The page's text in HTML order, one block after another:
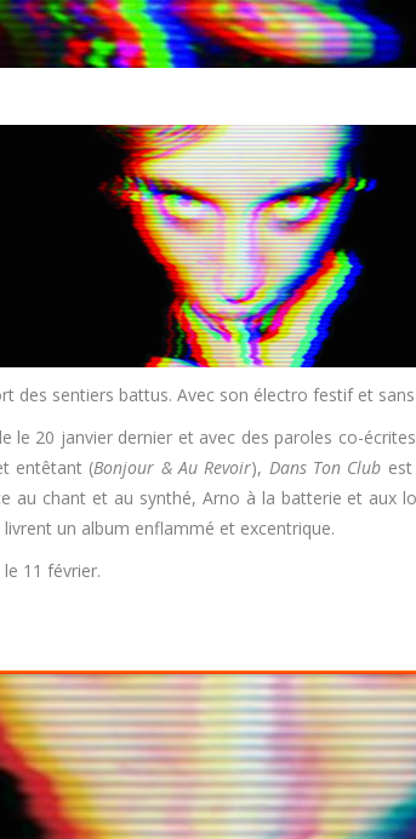
des sentiers battus. Avec son électro festif et
le 20 janvier dernier et avec des paroles co-
entêtant (Bonjour & Au Revoir), Dans Ton Club
au chant et au synthé, Arno à la batterie et aux
un album enflammé et excentrique.
11 février.